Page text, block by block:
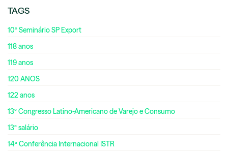
TAGS
10º Seminário SP Export
118 anos
119 anos
120 ANOS
122 anos
13º Congresso Latino-Americano de Varejo e Consumo
13º salário
14ª Conferência Internacional ISTR